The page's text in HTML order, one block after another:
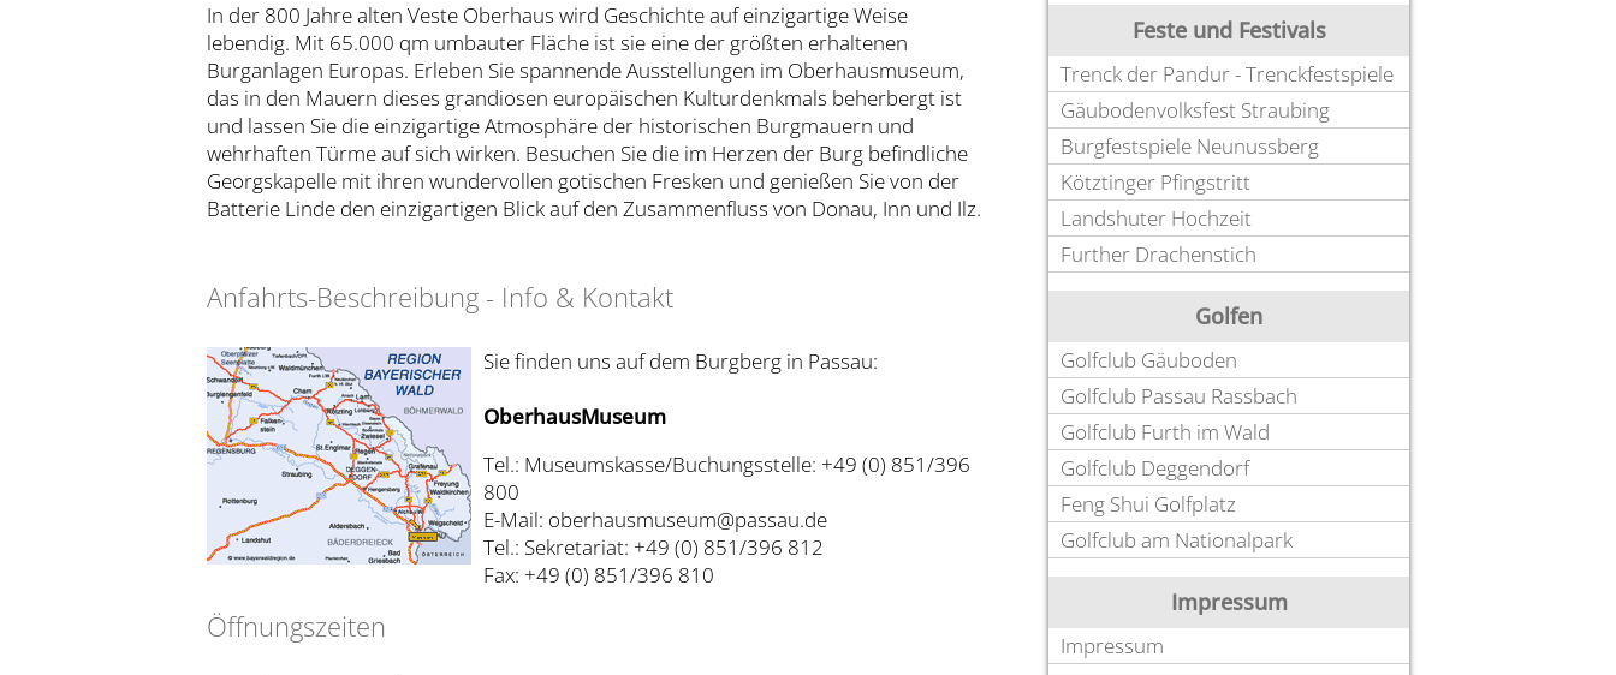
In der 800 Jahre alten Veste Oberhaus wird Geschichte auf einzigartige Weise
lebendig. Mit 65.000 qm umbauter Fläche ist sie eine der größten erhaltenen
Burganlagen Europas. Erleben Sie spannende Ausstellungen im Oberhausmuseum,
das in den Mauern dieses grandiosen europäischen Kulturdenkmals beherbergt ist
und lassen Sie die einzigartige Atmosphäre der historischen Burgmauern und
wehrhaften Türme auf sich wirken. Besuchen Sie die im Herzen der Burg befindliche
Georgskapelle mit ihren wundervollen gotischen Fresken und genießen Sie von der
Batterie Linde den einzigartigen Blick auf den Zusammenfluss von Donau, Inn und Ilz.
Anfahrts-Beschreibung - Info & Kontakt
Sie finden uns auf dem Burgberg in Passau:
OberhausMuseum
Tel.: Museumskasse/Buchungsstelle: +49 (0) 851/396
800
E-Mail: oberhausmuseum@passau.de
Tel.: Sekretariat: +49 (0) 851/396 812
Fax: +49 (0) 851/396 810
Öffnungszeiten
Feste und Festivals
Trenck der Pandur - Trenckfestspiele
Gäubodenvolksfest Straubing
Burgfestspiele Neunussberg
Kötztinger Pfingstritt
Landshuter Hochzeit
Further Drachenstich
Golfen
Golfclub Gäuboden
Golfclub Passau Rassbach
Golfclub Furth im Wald
Golfclub Deggendorf
Feng Shui Golfplatz
Golfclub am Nationalpark
Impressum
Impressum